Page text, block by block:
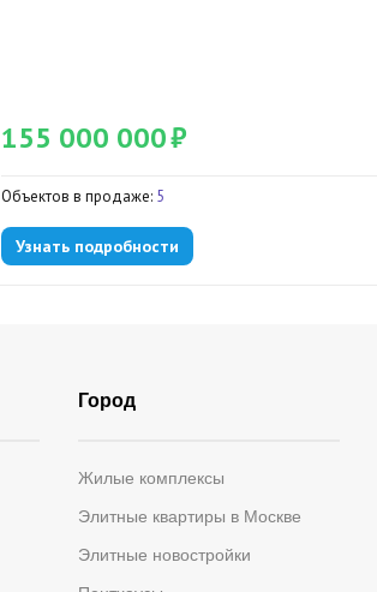
Объектов в продаже: 5
155 000 000₽
Узнать подробности
Город
Жилые комплексы
Элитные квартиры в Москве
Элитные новостройки